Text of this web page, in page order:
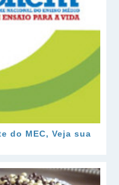
do MEC, Veja sua